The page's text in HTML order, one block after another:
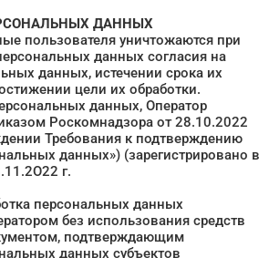
ДАННЫХ
пользователя уничтожаются при
данных согласия на
данных, истечении срока их
цели их обработки.
данных, Оператор
Роскомнадзора от 28.10.2022
Требования к подтверждению
данных») (зарегистрировано в
г.
персональных данных
без использования средств
подтверждающим
данных субъектов